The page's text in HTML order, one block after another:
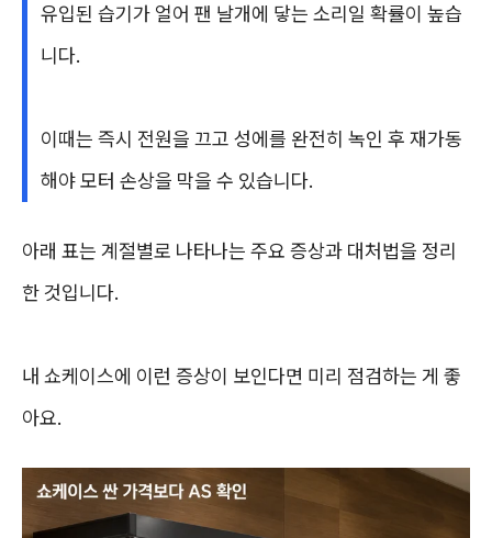
유입된 습기가 얼어 팬 날개에 닿는 소리일 확률이 높습
니다.
이때는 즉시 전원을 끄고 성에를 완전히 녹인 후 재가동
해야 모터 손상을 막을 수 있습니다.
아래 표는 계절별로 나타나는 주요 증상과 대처법을 정리
한 것입니다.
내 쇼케이스에 이런 증상이 보인다면 미리 점검하는 게 좋
아요.